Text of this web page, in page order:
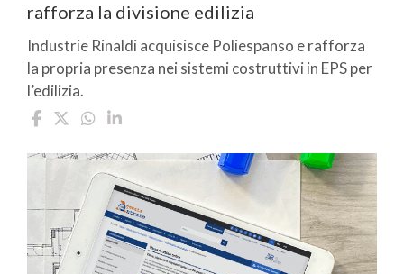
rafforza la divisione edilizia
Industrie Rinaldi acquisisce Poliespanso e rafforza
la propria presenza nei sistemi costruttivi in EPS per
l’edilizia.